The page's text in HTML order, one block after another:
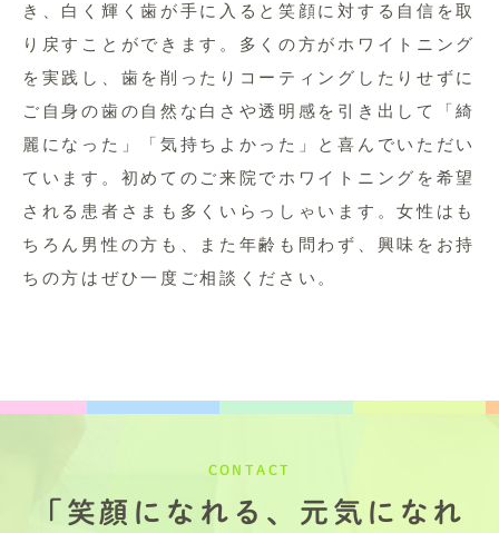
き、白く輝く歯が手に入ると笑顔に対する自信を取
り戻すことができます。多くの方がホワイトニング
を実践し、歯を削ったりコーティングしたりせずに
ご自身の歯の自然な白さや透明感を引き出して「綺
麗になった」「気持ちよかった」と喜んでいただい
ています。初めてのご来院でホワイトニングを希望
される患者さまも多くいらっしゃいます。女性はも
ちろん男性の方も、また年齢も問わず、興味をお持
ちの方はぜひ一度ご相談ください。
CONTACT
「笑顔になれる、元気になれ